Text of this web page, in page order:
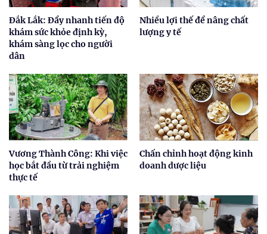
Đắk Lắk: Đẩy nhanh tiến độ
khám sức khỏe định kỳ,
khám sàng lọc cho người
dân
Nhiều lợi thế để nâng chất
lượng y tế
Vương Thành Công: Khi việc
học bắt đầu từ trải nghiệm
thực tế
Chấn chỉnh hoạt động kinh
doanh dược liệu